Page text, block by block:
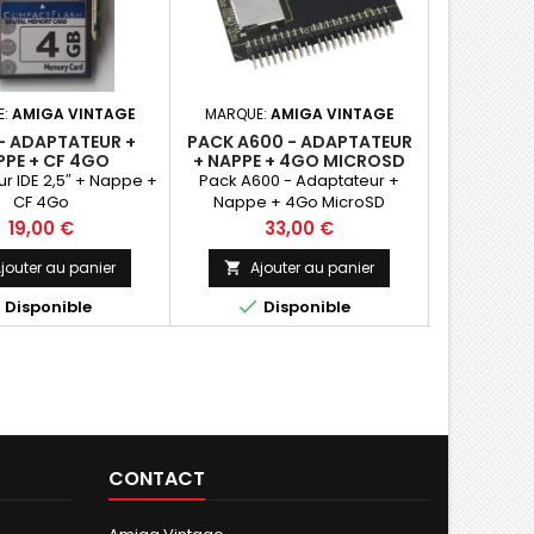
AMIGA VINTAGE
ADAPTATEUR +
+ CF 4GO
IDE 2,5″ + Nappe +
CF 4Go
Prix
19,00 €
au panier
Disponible
MARQUE: AMIGA VINTAGE
PACK A600 - ADAPTATEUR
+ NAPPE + 4GO MICROSD
Pack A600 - Adaptateur +
Nappe + 4Go MicroSD
Prix
33,00 €
 Ajouter au panier
 Disponible
CONTACT